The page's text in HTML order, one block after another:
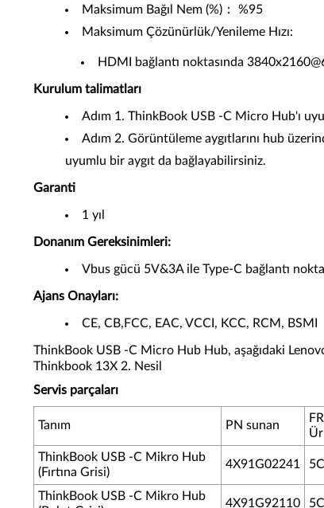
Maksimum Bağıl Nem (%)： %95
Maksimum Çözünürlük/Yenileme Hızı:
HDMI bağlantı noktasında
Kurulum talimatları
Adım 1. ThinkBook USB -C Micro Hub'ı
Adım 2. Görüntüleme aygıtlarını hub
uyumlu bir aygıt da bağlayabilirsiniz.
Garanti
1 yıl
Donanım Gereksinimleri:
Vbus gücü 5V&3A ile Type-C bağlantı
Ajans Onayları:
CE, CB,FCC, EAC, VCCI, KCC, RCM, BSMI
ThinkBook USB -C Micro Hub Hub, aşağıdaki
Thinkbook 13X 2. Nesil
Servis parçaları
Tanım PN sunan
ThinkBook USB -C Mikro Hub
(Fırtına Grisi)
4X91G02241
ThinkBook USB -C Mikro Hub
4X91G92110